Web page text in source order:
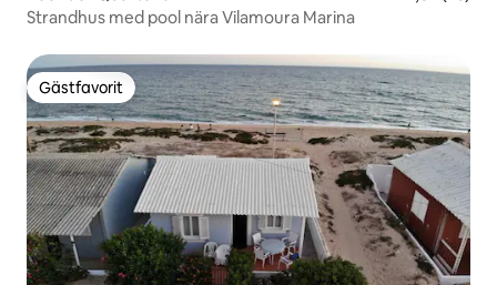
Strandhus med pool nära Vilamoura Marina
Gästfavorit
Gästfavorit